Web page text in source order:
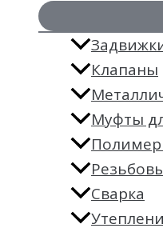
Клапаны
Муфты
Сварка